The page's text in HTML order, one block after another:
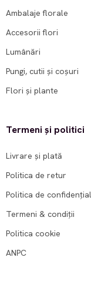
Ambalaje florale
Accesorii flori
Lumânări
Pungi, cutii și coșuri
Flori și plante
Termeni și politici
Livrare și plată
Politica de retur
Politica de
Termeni & condiții
Politica cookie
ANPC